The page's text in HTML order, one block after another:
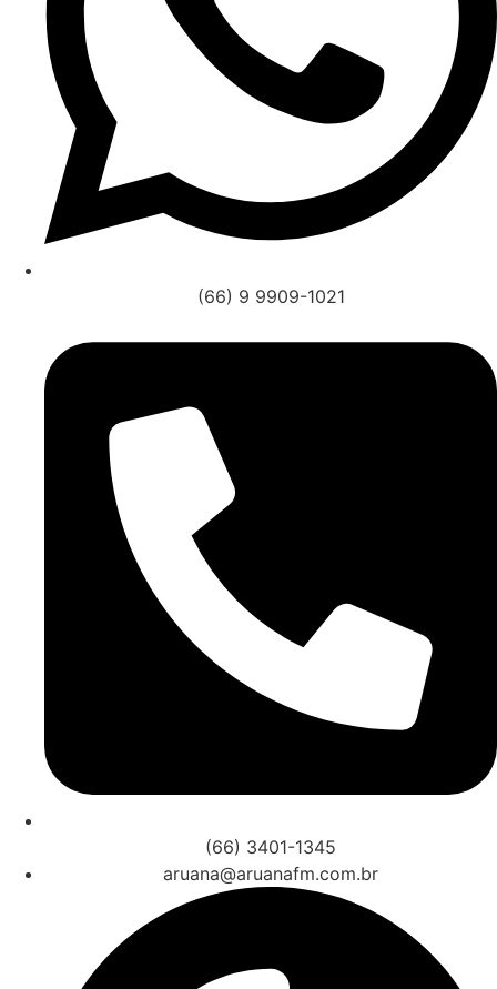
(66) 9 9909-1021
(66) 3401-1345
aruana@aruanafm.com.br